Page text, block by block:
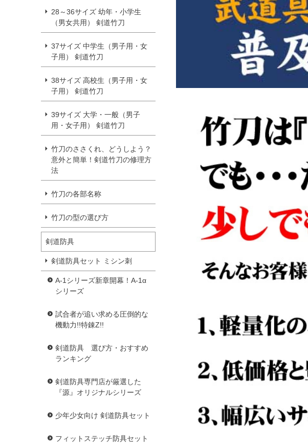
28～36サイズ 幼年・小学生
（男女共用） 剣道竹刀
37サイズ 中学生（男子用・女
子用） 剣道竹刀
38サイズ 高校生（男子用・女
子用） 剣道竹刀
39サイズ 大学・一般（男子
用・女子用） 剣道竹刀
竹刀のささくれ、どうしよう？
意外と簡単！剣道竹刀の修理方
法
竹刀の各部名称
竹刀の型の選び方
剣道防具
剣道防具セット ミシン刺
A-1シリーズ新章開幕！A-1α
シリーズ
試合者が追い求める圧倒的な
機動力!!特錬Z!!
剣道防具 選び方・おすすめ
ランキング
剣道防具専門店が厳選した
『源』オリジナルシリーズ
少年少女向け 剣道防具セット
フィットステッチ防具セット